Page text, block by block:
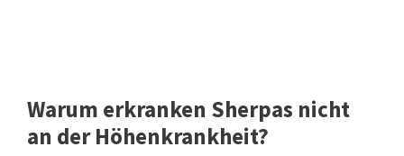
Warum erkranken Sherpas nicht
an der Höhenkrankheit?